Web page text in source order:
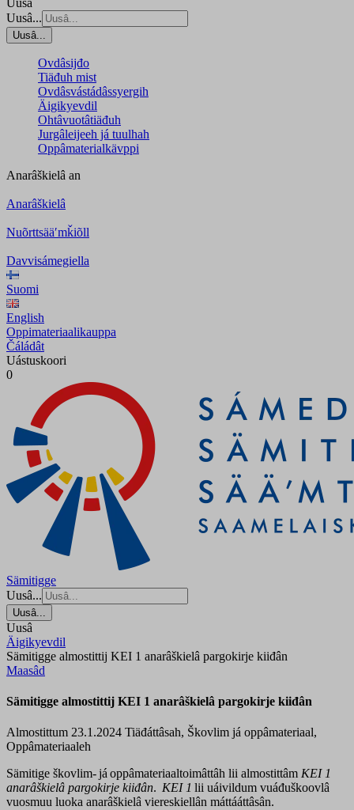
Uusâ...
Uusâ...
Ovdâsijđo
Tiäđuh mist
Ovdâsvástádâssyergih
Äigikyevdil
Ohtâvuotâtiäđuh
Jurgâleijeeh já tuulhah
Oppâmaterialkävppi
Anarâškielâ an
Anarâškielâ
Nuõrttsääʹmǩiõll
Davvisámegiella
Suomi
English
Oppimateriaalikauppa
Čáládât
Uástuskoori
0
Sämitigge
Uusâ...
Uusâ...
Uusâ
Äigikyevdil
Sämitigge almostittij KEI 1 anarâškielâ pargokirje kiiđân
Maasâd
Sämitigge almostittij KEI 1 anarâškielâ pargokirje kiiđân
Almostittum 23.1.2024 Tiäđáttâsah, Škovlim já oppâmateriaal,
Oppâmateriaaleh
Sämitige škovlim- já oppâmateriaaltoimâttâh lii almostittâm KEI 1
anarâškielâ pargokirje kiiđân. KEI 1 lii uáivildum vuáđuškoovlâ
vuosmuu luoka anarâškielâ viereskiellân máttááttâsân.